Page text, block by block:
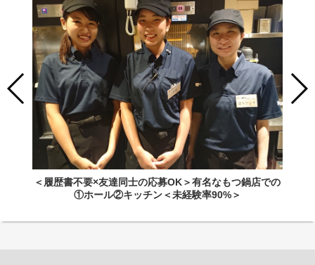
＜履歴書不要×友達同士の応募OK＞有名なもつ鍋店での
①ホール②キッチン＜未経験率90%＞